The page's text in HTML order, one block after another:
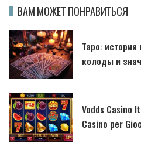
ВАМ МОЖЕТ ПОНРАВИТЬСЯ
Таро:
колоды и
Vodds Casino
Casino per